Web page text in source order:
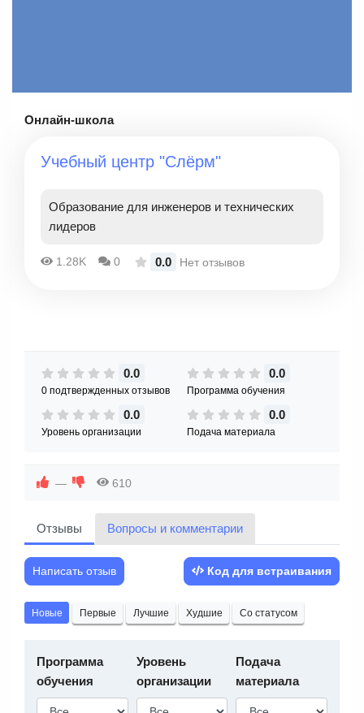
Онлайн-школа
Учебный центр "Слёрм"
Образование для инженеров и технических
лидеров
1.28K 0 0.0 Нет отзывов
0.0
0 подтвержденных отзывов
0.0
Программа обучения
0.0
Уровень организации
0.0
Подача материала
— 610
Отзывы Вопросы и комментарии
Написать отзыв Код для встраивания
Новые Первые Лучшие Худшие Со статусом
Программа
обучения
Уровень
организации
Подача
материала